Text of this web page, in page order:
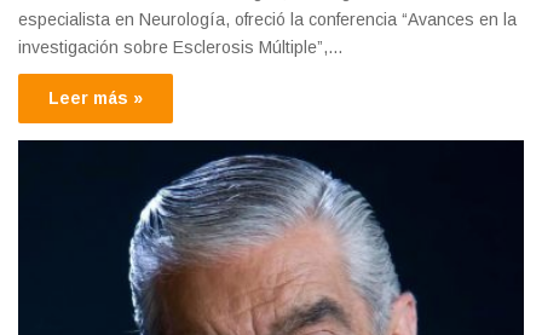
especialista en Neurología, ofreció la conferencia “Avances en la
investigación sobre Esclerosis Múltiple”,…
Leer más »